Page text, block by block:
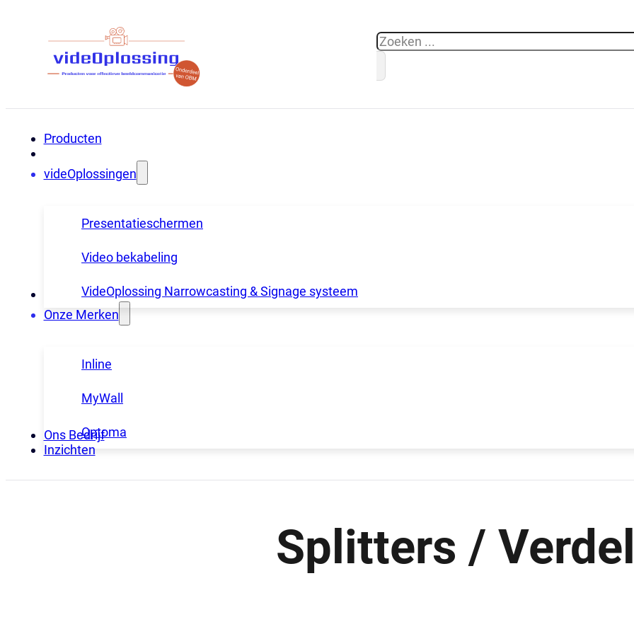
Zoeken
Producten
videOplossingen
Presentatieschermen
Video bekabeling
VideOplossing Narrowcasting & Signage systeem
Onze Merken
Inline
MyWall
Optoma
Ons Bedrijf
Inzichten
Splitters /